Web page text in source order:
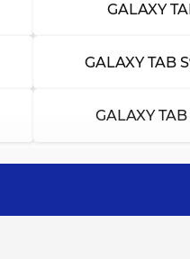
GALAXY
GALAXY TAB
GALAXY TAB